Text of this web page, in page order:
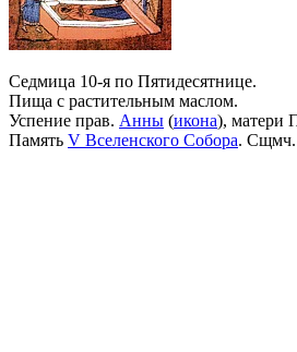
Седмица 10-я по Пятидесятнице.
Пища с растительным маслом.
Успение прав. Анны (икона), матери
Память V Вселенского Собора. Сщмч.